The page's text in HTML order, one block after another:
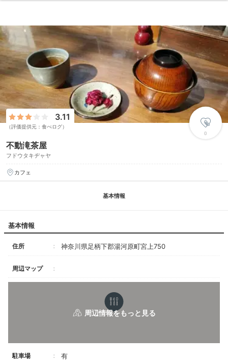
不動滝茶屋
フドウタキヂャヤ
3.11
（評価提供元：食べログ）
0
カフェ
基本情報
基本情報
住所 神奈川県足柄下郡湯河原町宮上750
周辺マップ
駐車場 有